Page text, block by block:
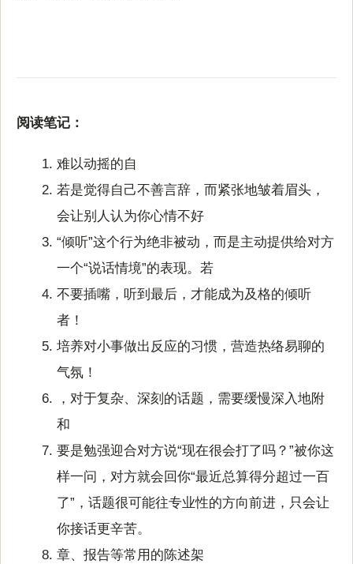
阅读笔记：
难以动摇的自
若是觉得自己不善言辞，而紧张地皱着眉头，
会让别人认为你心情不好
“倾听”这个行为绝非被动，而是主动提供给对方
一个“说话情境”的表现。若
不要插嘴，听到最后，才能成为及格的倾听
者！
培养对小事做出反应的习惯，营造热络易聊的
气氛！
，对于复杂、深刻的话题，需要缓慢深入地附
和
要是勉强迎合对方说“现在很会打了吗？”被你这
样一问，对方就会回你“最近总算得分超过一百
了”，话题很可能往专业性的方向前进，只会让
你接话更辛苦。
章、报告等常用的陈述架